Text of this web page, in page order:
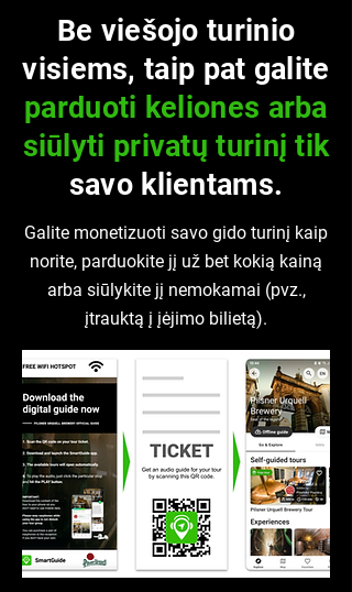
Be viešojo turinio
visiems, taip pat galite
parduoti keliones arba
siūlyti privatų turinį tik
savo klientams.
Galite monetizuoti savo gido turinį kaip
norite, parduokite jį už bet kokią kainą
arba siūlykite jį nemokamai (pvz.,
įtrauktą į įėjimo bilietą).